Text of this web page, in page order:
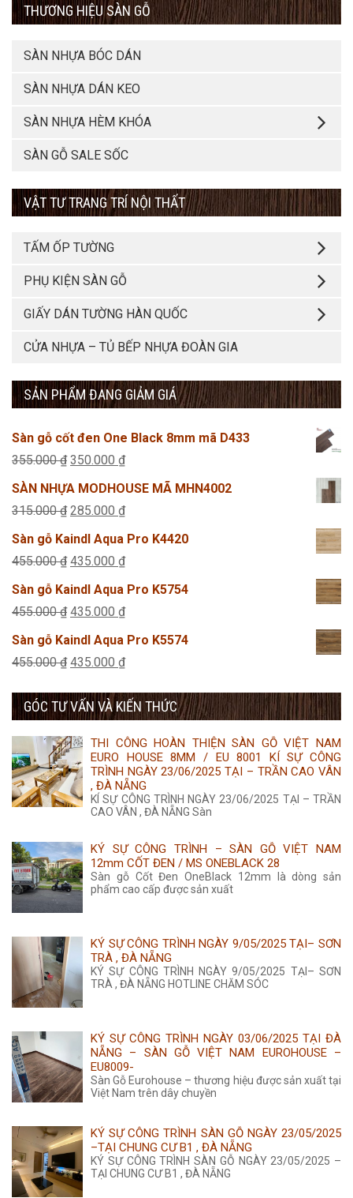
THƯƠNG HIỆU SÀN GỖ
SÀN NHỰA BÓC DÁN
SÀN NHỰA DÁN KEO
SÀN NHỰA HÈM KHÓA
SÀN GỖ SALE SỐC
VẬT TƯ TRANG TRÍ NỘI THẤT
TẤM ỐP TƯỜNG
PHỤ KIỆN SÀN GỖ
GIẤY DÁN TƯỜNG HÀN QUỐC
CỬA NHỰA – TỦ BẾP NHỰA ĐOÀN GIA
SẢN PHẨM ĐANG GIẢM GIÁ
Sàn gỗ cốt đen One Black 8mm mã D433
355.000₫ Giá
gốc
là:
350.000 ₫Giá
hiện
tại
350.000 ₫.
SÀN NHỰA MODHOUSE MÃ MHN4002
315.000₫ Giá
gốc
là:
285.000 ₫Giá
hiện
tại
285.000 ₫.
Sàn gỗ Kaindl Aqua Pro K4420
455.000₫ Giá
gốc
là:
435.000 ₫Giá
hiện
tại
435.000 ₫.
Sàn gỗ Kaindl Aqua Pro K5754
455.000₫ Giá
gốc
là:
435.000 ₫Giá
hiện
tại
435.000 ₫.
Sàn gỗ Kaindl Aqua Pro K5574
455.000₫ Giá
là:
435.000 ₫Giá
tại
435.000 ₫.
GÓC TƯ VẤN VÀ KIẾN THỨC
THI CÔNG HOÀN THIỆN SÀN GỖ VIỆT NAM
EURO HOUSE 8MM / EU 8001 KÍ SỰ CÔNG
TRÌNH NGÀY 23/06/2025 TẠI – TRẦN CAO VÂN
, ĐÀ NẴNG
KÍ SỰ CÔNG TRÌNH NGÀY 23/06/2025 TẠI – TRẦN
CAO VÂN , ĐÀ NẴNG Sàn
KÝ SỰ CÔNG TRÌNH – SÀN GỖ VIỆT NAM
12mm CỐT ĐEN / MS ONEBLACK 28
Sàn gỗ Cốt Đen OneBlack 12mm là dòng sản
phẩm cao cấp được sản xuất
KÝ SỰ CÔNG TRÌNH NGÀY 9/05/2025 TẠI– SƠN
TRÀ , ĐÀ NẴNG
KÝ SỰ CÔNG TRÌNH NGÀY 9/05/2025 TẠI– SƠN
TRÀ , ĐÀ NẴNG HOTLINE CHĂM SÓC
KÝ SỰ CÔNG TRÌNH NGÀY 03/06/2025 TẠI ĐÀ
NẴNG – SÀN GỖ VIỆT NAM EUROHOUSE –
EU8009-
Sàn Gỗ Eurohouse – thương hiệu được sản xuất tại
Việt Nam trên dây chuyền
KÝ SỰ CÔNG TRÌNH SÀN GỖ NGÀY 23/05/2025
–TẠI CHUNG CƯ B1 , ĐÀ NẴNG
KÝ SỰ CÔNG TRÌNH SÀN GỖ NGÀY 23/05/2025 –
TẠI CHUNG CƯ B1 , ĐÀ NẴNG